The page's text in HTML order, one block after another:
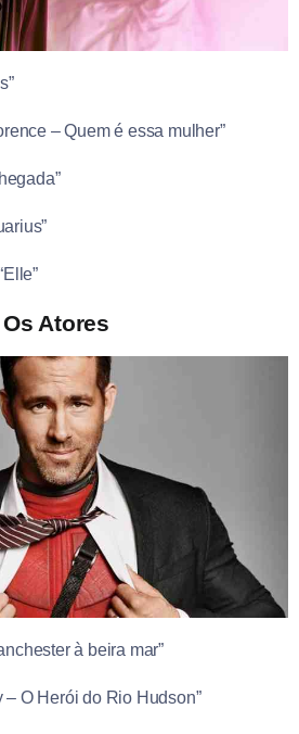
– Quem é essa mulher”
Os Atores
à beira mar”
– O Herói do Rio Hudson”